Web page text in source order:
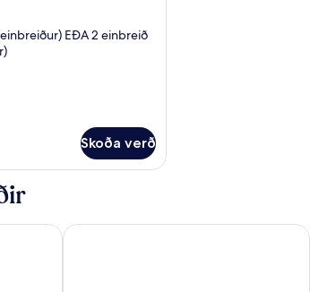
EÐA 2 einbreið
Skoða verð
Hotel Giralda Center